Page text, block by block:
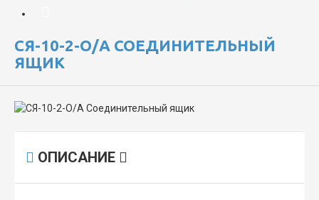
СЯ-10-2-О/А СОЕДИНИТЕЛЬНЫЙ
ЯЩИК
ОПИСАНИЕ